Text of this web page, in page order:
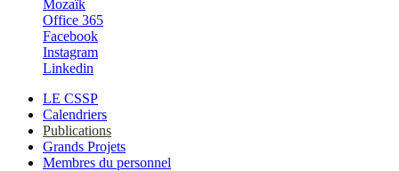
Mozaïk
Office 365
Facebook
Instagram
Linkedin
LE CSSP
Calendriers
Publications
Grands Projets
Membres du personnel